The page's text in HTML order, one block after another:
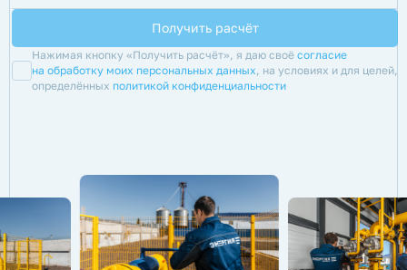
Нажимая кнопку «Получить расчёт», я даю своё согласие
на обработку моих персональных данных, на условиях и для целей,
определённых политикой конфиденциальности